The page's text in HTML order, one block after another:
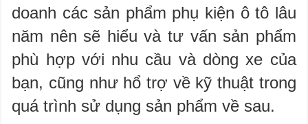
doanh các sản phẩm phụ kiện ô tô lâu
năm nên sẽ hiểu và tư vấn sản phẩm
phù hợp với nhu cầu và dòng xe của
bạn, cũng như hổ trợ về kỹ thuật trong
quá trình sử dụng sản phẩm về sau.